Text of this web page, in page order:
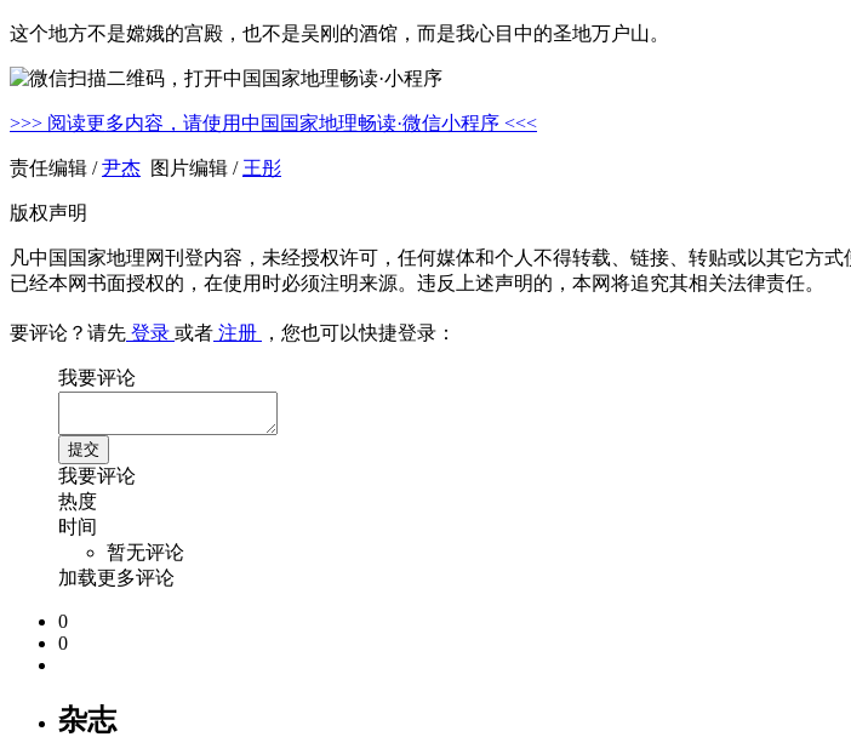
这个地方不是嫦娥的宫殿，也不是吴刚的酒馆，而是我心目中的圣地万户山。
>>> 阅读更多内容，请使用中国国家地理畅读·微信小程序 <<<
责任编辑 /尹杰 图片编辑 / 王彤
版权声明
凡中国国家地理网刊登内容，未经授权许可，任何媒体和个人不得转载、链接、转贴或以其它方式
已经本网书面授权的，在使用时必须注明来源。违反上述声明的，本网将追究其相关法律责任。
要评论？请先 登录 或者 注册 ，您也可以快捷登录：
我要评论
我要评论
热度
时间
暂无评论
加载更多评论
0
0
杂志